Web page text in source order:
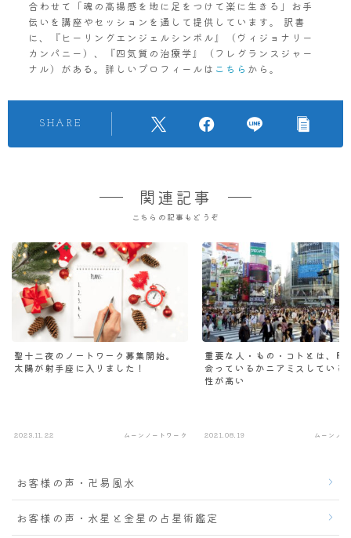
合わせて「魂の高揚感を地に足をつけて楽に生きる」お手
伝いを講座やセッションを通して提供しています。 訳書
に、『ヒーリングエンジェルシンボル』（ヴィジョナリー
カンパニー）、『四気質の治療学』（フレグランスジャー
ナル）がある。詳しいプロフィールは こちら から。
SHARE
関連記事
こちらの記事もどうぞ
聖十二夜のノートワーク募集開始。
太陽が射手座に入りました！
2023.11.22 ムーンノートワーク
重要な人・もの・コトとは、既
会っているかニアミスしている
性が高い
2021.08.19 ムーンノ
お客様の声・卍易風水
お客様の声・水星と金星の占星術鑑定